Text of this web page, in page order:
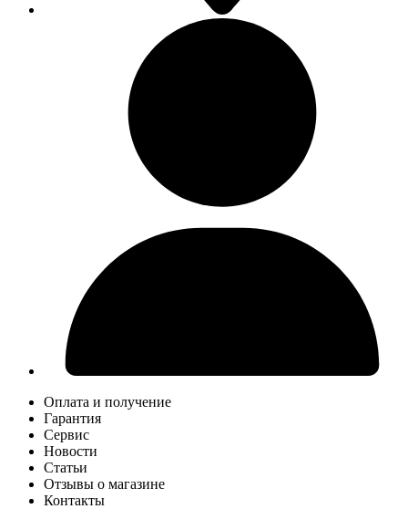
Оплата и получение
Гарантия
Сервис
Новости
Статьи
Отзывы о магазине
Контакты